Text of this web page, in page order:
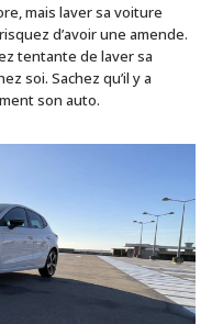
mais laver sa voiture
d’avoir une amende.
tentante de laver sa
soi. Sachez qu’il y a
son auto.